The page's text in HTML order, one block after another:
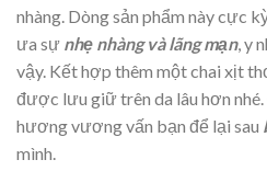
nhàng. Dòng sản phẩm này cực
ưa sự nhẹ nhàng và lãng mạn, y
vậy. Kết hợp thêm một chai xịt
được lưu giữ trên da lâu hơn
hương vương vấn bạn để lại sau
mình.